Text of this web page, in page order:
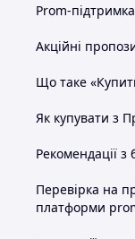
Prom-підтримка
Акційні
Що таке
Як купувати з
Рекомендації
Перевірка на
платформи